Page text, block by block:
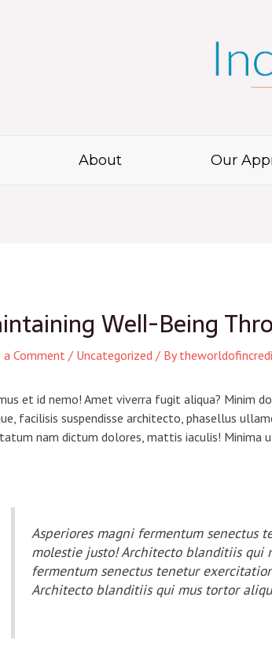
About Our
Well-Being
a Comment / Uncategorized/ By
et id nemo! Amet viverra fugit aliqua? Minim
facilisis suspendisse architecto, phasellus
nam dictum dolores, mattis iaculis! Minima
Asperiores magni fermentum senectus
molestie justo! Architecto blanditiis qui
fermentum senectus tenetur
Architecto blanditiis qui mus tortor